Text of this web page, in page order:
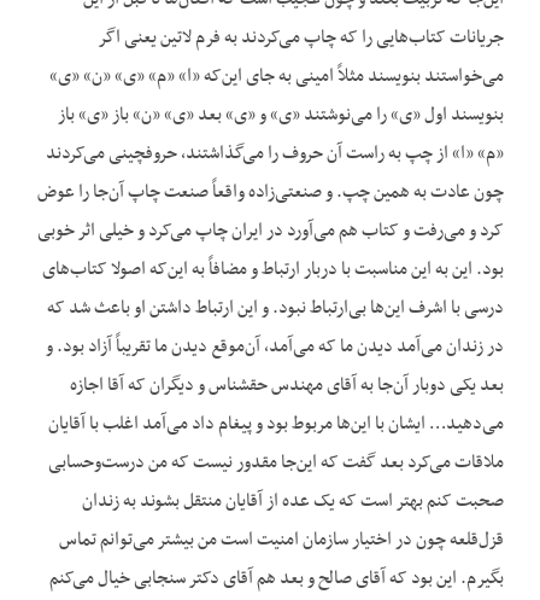
جریانات کتاب‌هایی را که چاپ می‌کردند به فرم لاتین یعنی اگر
می‌خواستند بنویسند مثلاً امینی به جای این‌که «ا» «م» «ی» «ن» «ی»
بنویسند اول «ی» را می‌نوشتند «ی» و «ی» بعد «ی» «ن» باز «ی» باز
«م» «ا» از چپ به راست آن حروف را می‌گذاشتند، حروفچینی می‌کردند
چون عادت به همین چپ. و صنعتی‌زاده واقعاً صنعت چاپ آن‌جا را عوض
کرد و می‌رفت و کتاب هم می‌آورد در ایران چاپ می‌کرد و خیلی اثر خوبی
بود. این به این مناسبت با دربار ارتباط و مضافاً به این‌که اصولا کتاب‌های
درسی با اشرف این‌ها بی‌ارتباط نبود. و این ارتباط داشتن او باعث شد که
در زندان می‌آمد دیدن ما که می‌آمد، آن‌موقع دیدن ما تقریباً آزاد بود. و
بعد یکی دوبار آن‌جا به آقای مهندس حقشناس و دیگران که آقا اجازه
می‌دهید… ایشان با این‌ها مربوط بود و پیغام داد می‌آمد اغلب با آقایان
ملاقات می‌کرد بعد گفت که این‌جا مقدور نیست که من درست‌وحسابی
صحبت کنم بهتر است که یک عده از آقایان منتقل بشوند به زندان
قزل‌قلعه چون در اختیار سازمان امنیت است من بیشتر می‌توانم تماس
بگیرم. این بود که آقای صالح و بعد هم آقای دکتر سنجابی خیال می‌کنم